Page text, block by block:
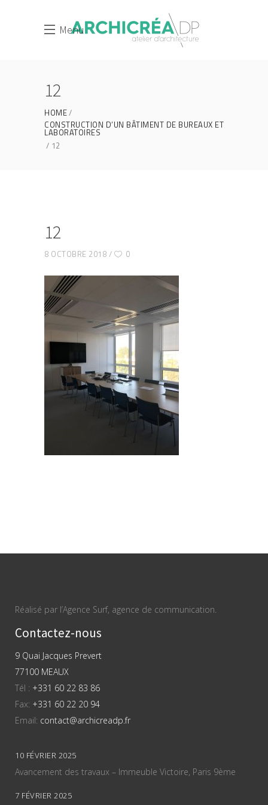
Menu
12
HOME
CONSTRUCTION D’UN BÂTIMENT DE BUREAUX ET
LABORATOIRES
12
12
8 OCTOBRE 2018 0
Réalisé par l’Agence Surf, agence de communication.
Contactez-nous
9 Quai Jacques Prevert
77100 MEAUX
Tél : +331 60 22 83 86
Fax: +331 60 22 20 94
Email: contact@archicreadp.fr
10 FÉVRIER 2025
Avancement des travaux – Immeuble Victoire, Paris 9ème
7 FÉVRIER 2025